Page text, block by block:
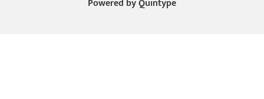
Powered byQuintype